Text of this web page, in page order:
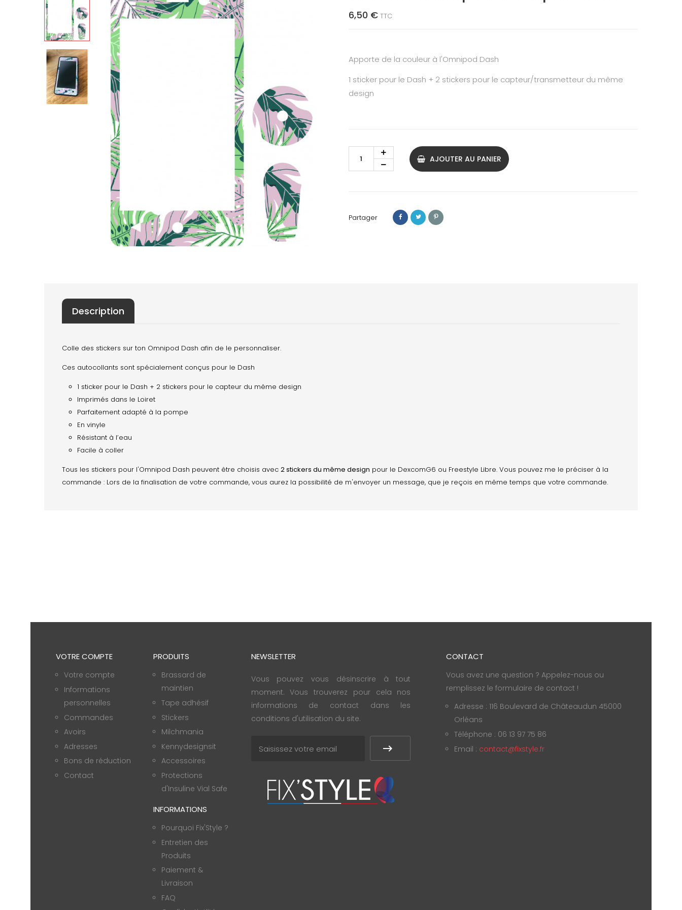
6,50 € TTC
Apporte de la couleur à l'Omnipod Dash
1 sticker pour le Dash + 2 stickers pour le capteur/transmetteur du même
design
AJOUTER AU PANIER
Partager
Description
Colle des stickers sur ton Omnipod Dash afin de le personnaliser.
Ces autocollants sont spécialement conçus pour le Dash
1 sticker pour le Dash + 2 stickers pour le capteur du même design
Imprimés dans le Loiret
Parfaitement adapté à la pompe
En vinyle
Résistant à l’eau
Facile à coller
Tous les stickers pour l'Omnipod Dash peuvent être choisis avec 2 stickers du même design pour le DexcomG6 ou Freestyle Libre. Vous pouvez me le préciser à la
commande : Lors de la finalisation de votre commande, vous aurez la possibilité de m'envoyer un message, que je reçois en même temps que votre commande.
VOTRE COMPTE
Votre compte
Informations
personnelles
Commandes
Avoirs
Adresses
Bons de réduction
Contact
PRODUITS
Brassard de
maintien
Tape adhésif
Stickers
Milchmania
Kennydesignsit
Accessoires
Protections
d'Insuline Vial Safe
INFORMATIONS
Pourquoi Fix'Style ?
Entretien des
Produits
Paiement &
Livraison
FAQ
NEWSLETTER
Vous pouvez vous désinscrire à tout
moment. Vous trouverez pour cela nos
informations de contact dans les
conditions d'utilisation du site.
CONTACT
Vous avez une question ? Appelez-nous ou
remplissez le formulaire de contact !
Adresse : 116 Boulevard de Châteaudun 45000
Orléans
Téléphone : 06 13 97 75 86
Email : contact@fixstyle.fr